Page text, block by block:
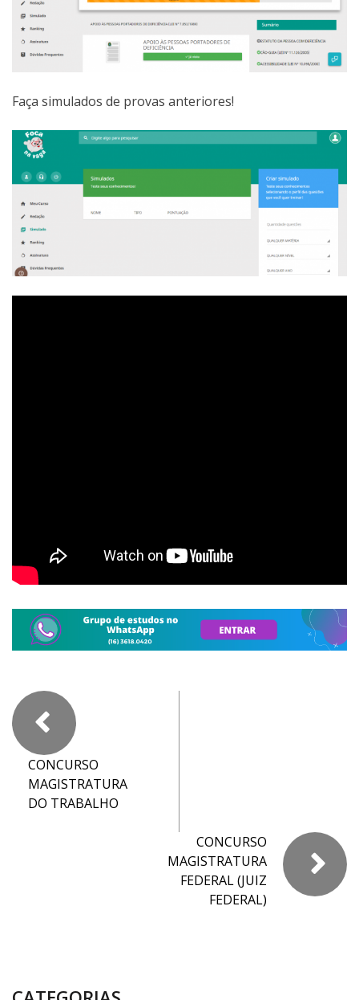
Faça simulados de provas anteriores!
CONCURSO
MAGISTRATURA
DO TRABALHO
CONCURSO
MAGISTRATURA
FEDERAL (JUIZ
FEDERAL)